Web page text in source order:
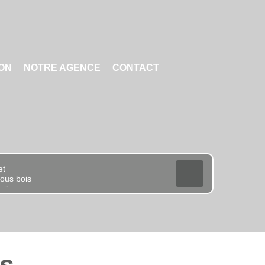
NOTRE AGENCE CONTACT